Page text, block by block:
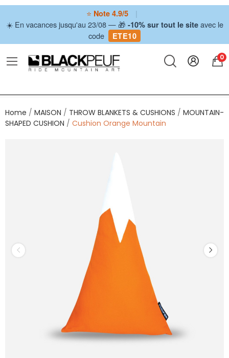
⭐ Note 4.9/5
|
☀️ En vacances jusqu'au 23/08 — 🎁 -10% sur tout le siteavec le
code
ETE10
0
Home MAISON THROW BLANKETS & CUSHIONS
MOUNTAIN-
SHAPED CUSHION
Cushion Orange Mountain